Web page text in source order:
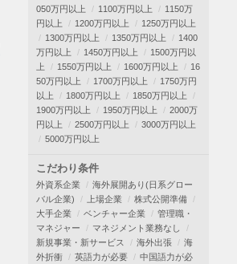
050万円以上
1100万円以上
1150万
円以上
1200万円以上
1250万円以上
1300万円以上
1350万円以上
1400
万円以上
1450万円以上
1500万円以
上
1550万円以上 1600万円以上
16
50万円以上
1700万円以上
1750万円
以上
1800万円以上
1850万円以上
1900万円以上
1950万円以上
2000万
円以上
2500万円以上
3000万円以上
5000万円以上
こだわり条件
外資系企業
海外展開あり(日系グロー
バル企業)
上場企業
株式公開準備
大手企業
ベンチャー企業
管理職・
マネジャー
マネジメント業務なし
新規事業・新サービス
海外出張
海
外折衝
英語力が必要
中国語力が必